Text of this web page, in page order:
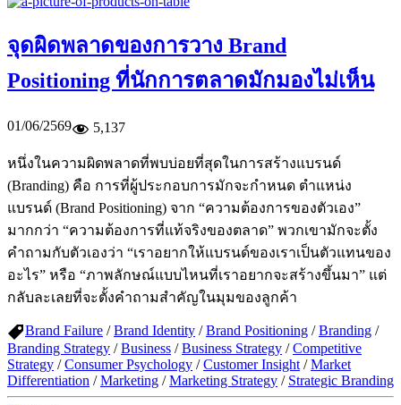
จุดผิดพลาดของการวาง Brand
Positioning ที่นักการตลาดมักมองไม่เห็น
01/06/2569 5,137
หนึ่งในความผิดพลาดที่พบบ่อยที่สุดในการสร้างแบรนด์
(Branding) คือ การที่ผู้ประกอบการมักจะกำหนด ตำแหน่ง
แบรนด์ (Brand Positioning) จาก “ความต้องการของตัวเอง”
มากกว่า “ความต้องการที่แท้จริงของตลาด” พวกเขามักจะตั้ง
คำถามกับตัวเองว่า “เราอยากให้แบรนด์ของเราเป็นตัวแทนของ
อะไร” หรือ “ภาพลักษณ์แบบไหนที่เราอยากจะสร้างขึ้นมา” แต่
กลับละเลยที่จะตั้งคำถามสำคัญในมุมของลูกค้า
Brand Failure /Brand Identity /Brand Positioning /Branding /
Branding Strategy /Business /Business Strategy /Competitive
Strategy /Consumer Psychology /Customer Insight /Market
Differentiation /Marketing /Marketing Strategy / Strategic Branding